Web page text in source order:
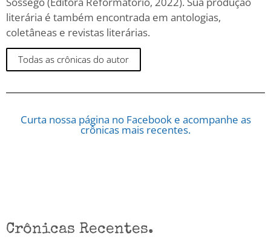
literária é também encontrada em antologias,
coletâneas e revistas literárias.
Todas as crônicas do autor
Curta nossa página no Facebook e acompanhe as
crônicas mais recentes.
Crônicas Recentes.